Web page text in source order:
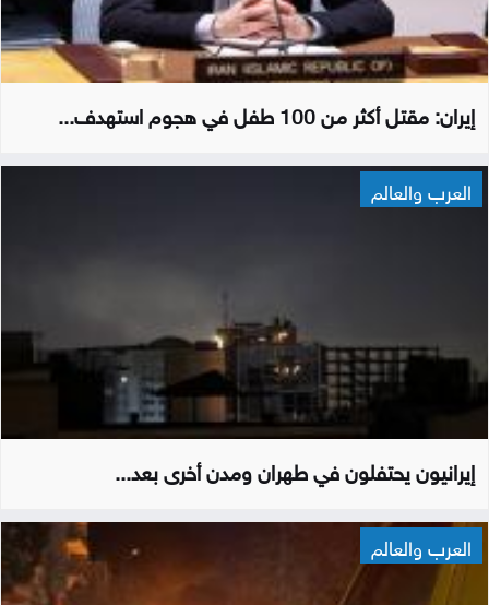
إيران: مقتل أكثر من 100 طفل في هجوم استهدف...
العرب والعالم
إيرانيون يحتفلون في طهران ومدن أخرى بعد...
العرب والعالم